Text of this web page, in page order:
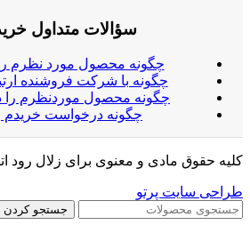
سؤالات متداول
چگونه محصول مورد نظرم
چگونه با شرکت فروشنده
چگونه محصول موردنظرم را
چگونه درخواست خریدم
کلیه حقوق مادی و معنوی برای زلال رود
طراحی سایت پرتو
جستجو کردن